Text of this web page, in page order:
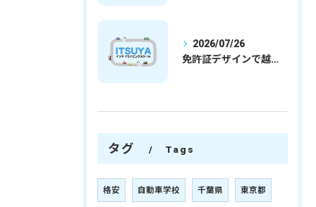
2026/07/26
免許証デザインで越谷市愛を表現する埼玉県さいたま市越谷市の免許取得完全ガイド
タグ Tags
格安 自動車学校 千葉県 東京都